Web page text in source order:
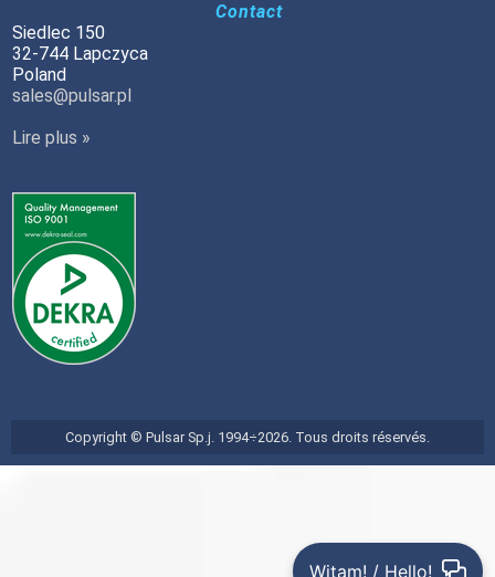
Contact
Siedlec 150
32-744 Lapczyca
Poland
sales@pulsar.pl
Lire plus »
Copyright © Pulsar Sp.j. 1994÷2026. Tous droits réservés.
Witam! / Hello!